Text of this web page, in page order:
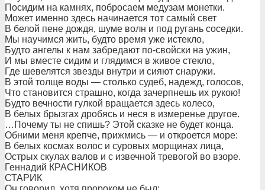
Посидим на камнях, побросаем медузам монетки.
Может именно здесь начинается тот самый свет
В белой пене дождя, шуме волн и под ругань соседки.
Мы научимся жить, будто время уже истекло,
Будто ангелы к нам забредают по-свойски на ужин,
И мы вместе сидим и глядимся в живое стекло,
Где шевелятся звезды внутри и сияют снаружи.
В этой толще воды — столько судеб, надежд, голосов,
Что становится страшно, когда зачерпнешь их рукою!
Будто вечности гулкой вращается здесь колесо,
В белых брызгах дробясь и неся в измеренье другое.
…Почему ты не спишь? Этой сказке не будет конца.
Обними меня крепче, прижмись — и откроется море:
В белых космах волос и суровых морщинах лица,
Острых скулах валов и с извечной тревогой во взоре.
Геннадий КРАСНИКОВ
СТАРИК